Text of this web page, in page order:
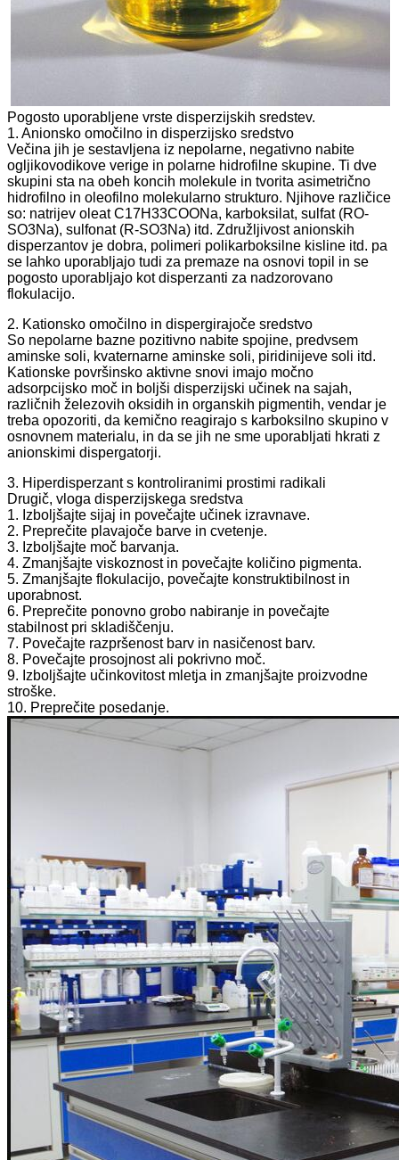
Pogosto uporabljene vrste disperzijskih sredstev.
1. Anionsko omočilno in disperzijsko sredstvo
Večina jih je sestavljena iz nepolarne, negativno nabite
ogljikovodikove verige in polarne hidrofilne skupine. Ti dve
skupini sta na obeh koncih molekule in tvorita asimetrično
hidrofilno in oleofilno molekularno strukturo. Njihove različice
so: natrijev oleat C17H33COONa, karboksilat, sulfat (RO-
SO3Na), sulfonat (R-SO3Na) itd. Združljivost anionskih
disperzantov je dobra, polimeri polikarboksilne kisline itd. pa
se lahko uporabljajo tudi za premaze na osnovi topil in se
pogosto uporabljajo kot disperzanti za nadzorovano
flokulacijo.
2. Kationsko omočilno in dispergirajoče sredstvo
So nepolarne bazne pozitivno nabite spojine, predvsem
aminske soli, kvaternarne aminske soli, piridinijeve soli itd.
Kationske površinsko aktivne snovi imajo močno
adsorpcijsko moč in boljši disperzijski učinek na sajah,
različnih železovih oksidih in organskih pigmentih, vendar je
treba opozoriti, da kemično reagirajo s karboksilno skupino v
osnovnem materialu, in da se jih ne sme uporabljati hkrati z
anionskimi dispergatorji.
3. Hiperdisperzant s kontroliranimi prostimi radikali
Drugič, vloga disperzijskega sredstva
1. Izboljšajte sijaj in povečajte učinek izravnave.
2. Preprečite plavajoče barve in cvetenje.
3. Izboljšajte moč barvanja.
4. Zmanjšajte viskoznost in povečajte količino pigmenta.
5. Zmanjšajte flokulacijo, povečajte konstruktibilnost in
uporabnost.
6. Preprečite ponovno grobo nabiranje in povečajte
stabilnost pri skladiščenju.
7. Povečajte razpršenost barv in nasičenost barv.
8. Povečajte prosojnost ali pokrivno moč.
9. Izboljšajte učinkovitost mletja in zmanjšajte proizvodne
stroške.
10. Preprečite posedanje.